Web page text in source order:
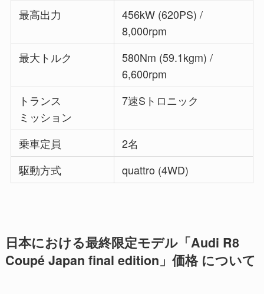
最高出力
456kW (620PS) /
8,000rpm
最大トルク
580Nm (59.1kgm) /
6,600rpm
トランス
ミッション
7速Sトロニック
乗車定員
2名
駆動方式
quattro (4WD)
日本における最終限定モデル「Audi R8
Coupé Japan final edition」価格 について